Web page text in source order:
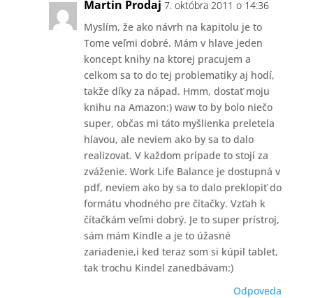
Martin Prodaj 7. októbra 2011 o 14:36
Myslím, že ako návrh na kapitolu je to
Tome veľmi dobré. Mám v hlave jeden
koncept knihy na ktorej pracujem a
celkom sa to do tej problematiky aj hodí,
takže díky za nápad. Hmm, dostať moju
knihu na Amazon:) waw to by bolo niečo
super, občas mi táto myšlienka preletela
hlavou, ale neviem ako by sa to dalo
realizovat. V každom prípade to stojí za
zváženie. Work Life Balance je dostupná v
pdf, neviem ako by sa to dalo preklopiť do
formátu vhodného pre čítačky. Vzťah k
čítačkám veľmi dobrý. Je to super prístroj,
sám mám Kindle a je to úžasné
zariadenie,i ked teraz som si kúpil tablet,
tak trochu Kindel zanedbávam:)
Odpoveda